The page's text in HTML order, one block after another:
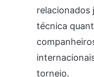
relacionados
técnica
torneio.